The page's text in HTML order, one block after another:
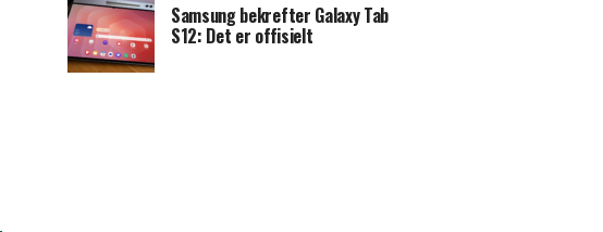
Samsung bekrefter Galaxy Tab
S12: Det er offisielt